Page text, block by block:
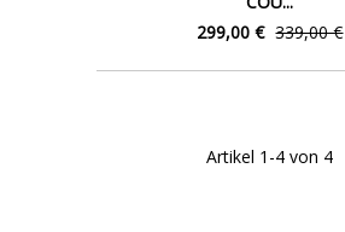
299,00 € 339,00 €
Artikel 1-4 von 4